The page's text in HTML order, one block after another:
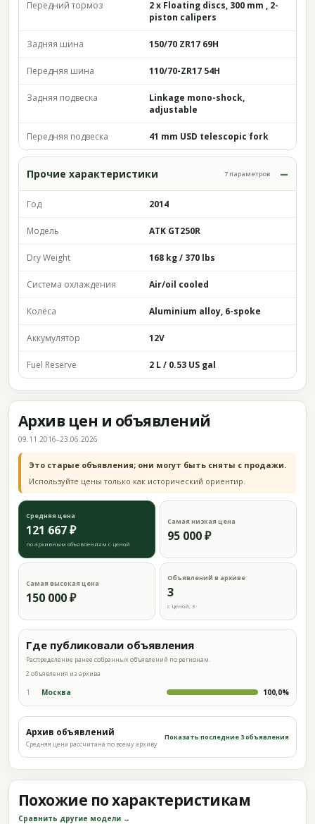
Передний тормоз
2 x Floating discs, 300 mm , 2-
piston calipers
Задняя шина 150/70 ZR17 69H
Передняя шина 110/70-ZR17 54H
Задняя подвеска
Linkage mono-shock,
adjustable
Передняя подвеска 41 mm USD telescopic fork
Прочие характеристики 7 параметров
Год 2014
Модель ATK GT250R
Dry Weight 168 kg / 370 lbs
Система охлаждения Air/oil cooled
Колёса Aluminium alloy, 6-spoke
Аккумулятор 12V
Fuel Reserve 2 L / 0.53 US gal
Архив цен и объявлений
09.11.2016–23.06.2026
Это старые объявления; они могут быть сняты с продажи.
Используйте цены только как исторический ориентир.
Средняя цена
121 667 ₽
по архивным объявлениям с ценой
Самая низкая цена
95 000 ₽
Самая высокая цена
150 000 ₽
Объявлений в архиве
3
с ценой: 3
Где публиковали объявления
Распределение ранее собранных объявлений по регионам.
2 объявления из архива
1 Москва 100,0%
Архив объявлений
Средняя цена рассчитана по всему архиву
Показать последние 3 объявления
Похожие по характеристикам
Сравнить другие модели →